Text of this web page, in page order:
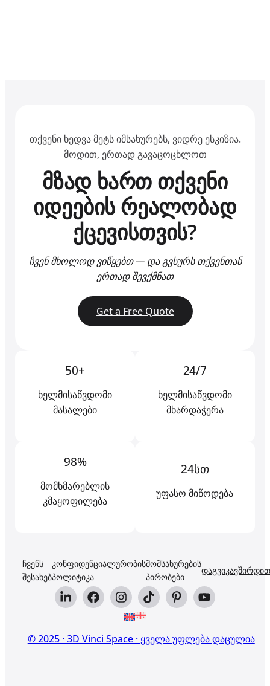
თქვენი ხედვა მეტს იმსახურებს, ვიდრე ესკიზია.
მოდით, ერთად გავაცოცხლოთ
მზად ხართ თქვენი
იდეების რეალობად
ქცევისთვის?
ჩვენ მხოლოდ ვიწყებთ — და გვსურს თქვენთან
ერთად შევქმნათ
Get a Free Quote
50+
ხელმისაწვდომი
მასალები
24/7
ხელმისაწვდომი
მხარდაჭერა
98%
მომხმარებლის
კმაყოფილება
24სთ
უფასო მიწოდება
ჩვენს
შესახებ
კონფიდენციალურობის
პოლიტიკა
მომსახურების
პირობები
© 2025 · 3D Vinci Space · ყველა უფლება დაცულია